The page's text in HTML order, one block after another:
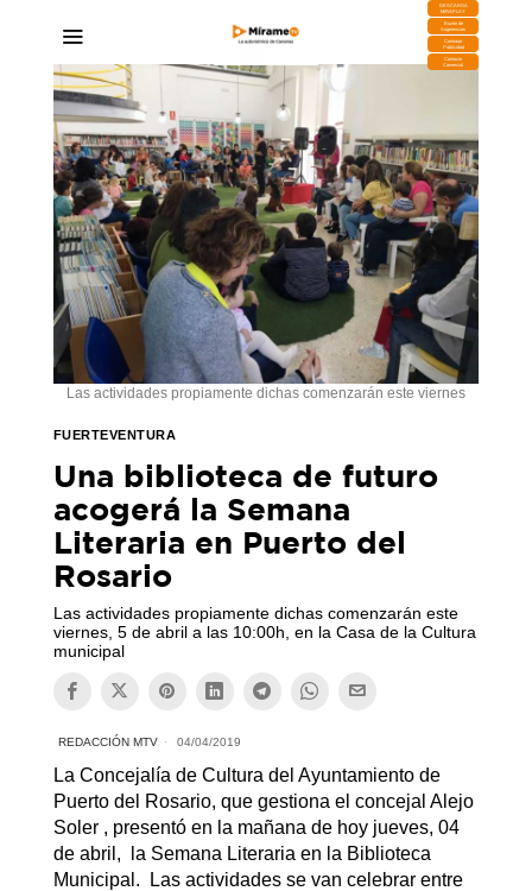
DESCARGA
MIRAPLAY
Buzón de
Sugerencias
Contratar
Publicidad
Contacto
Comercial
Las actividades propiamente dichas comenzarán este viernes
FUERTEVENTURA
Una biblioteca de futuro
acogerá la Semana
Literaria en Puerto del
Rosario
Las actividades propiamente dichas comenzarán este
viernes, 5 de abril a las 10:00h, en la Casa de la Cultura
municipal
REDACCIÓN MTV 04/04/2019
La Concejalía de Cultura del Ayuntamiento de
Puerto del Rosario, que gestiona el concejal Alejo
Soler , presentó en la mañana de hoy jueves, 04
de abril, la Semana Literaria en la Biblioteca
Municipal. Las actividades se van celebrar entre